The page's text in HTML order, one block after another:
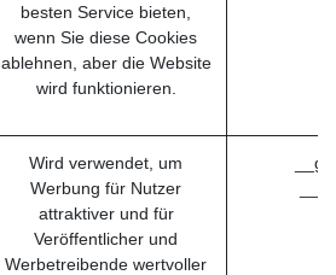
besten Service bieten,
wenn Sie diese Cookies
ablehnen, aber die Website
wird funktionieren.
Wird verwendet, um
Werbung für Nutzer
attraktiver und für
Veröffentlicher und
Werbetreibende wertvoller